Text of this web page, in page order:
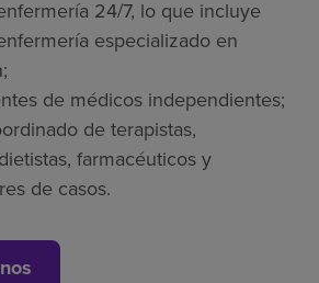
24/7, lo que incluye
especializado en
de médicos independientes;
de terapistas,
farmacéuticos y
de casos.